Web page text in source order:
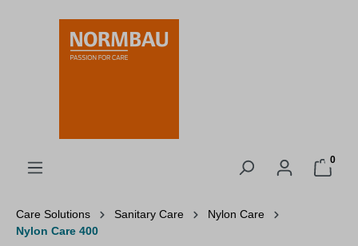
springen
0
Care Solutions Sanitary Care
Nylon Care
Nylon Care 400